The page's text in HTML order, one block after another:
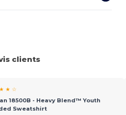
clients
★ ☆
18500B - Heavy Blend™ Youth
Sweatshirt